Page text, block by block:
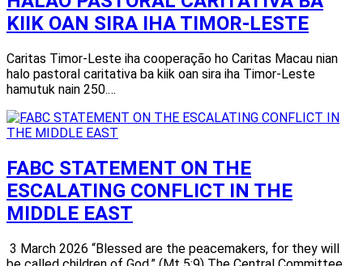
KIIK OAN SIRA IHA TIMOR-LESTE
Caritas Timor-Leste iha cooperação ho Caritas Macau nian
halo pastoral caritativa ba kiik oan sira iha Timor-Leste
hamutuk nain 250.…
FABC STATEMENT ON THE
ESCALATING CONFLICT IN THE
MIDDLE EAST
3 March 2026 “Blessed are the peacemakers, for they will